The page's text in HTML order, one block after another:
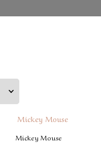
Mickey Mouse